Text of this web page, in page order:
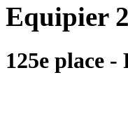
Equipier
125e place